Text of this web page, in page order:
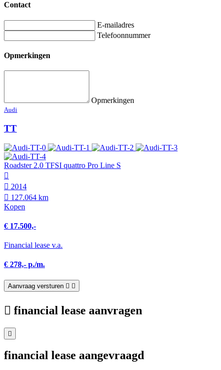
Contact
E-mailadres
Telefoonnummer
Opmerkingen
Opmerkingen
Audi
TT
Roadster 2.0 TFSI quattro Pro Line S
2014
127.064 km
Kopen
€ 17.500,-
Financial lease v.a.
€ 278,- p./m.
Aanvraag versturen
financial lease aanvragen
financial lease aangevraagd